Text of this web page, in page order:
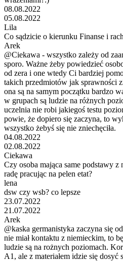
08.08.2022
05.08.2022
Lila
Co sądzicie o kierunku Finanse i
Arek
@Ciekawa - wszystko zależy od
sporo. Ważne żeby powiedzieć
od zera i one wtedy Ci bardziej
takich przedmiotów jak sprawności
ona są na samym początku bardzo
w grupach są ludzie na różnych
uczelnia nie robi jakiegoś testu
powie, że dopiero się zaczyna, to
wszystko żebyś się nie zniechęciła.
04.08.2022
02.08.2022
Ciekawa
Czy osoba mająca same podstawy
radę pracując na pelen etat?
lena
dsw czy wsb? co lepsze
23.07.2022
21.07.2022
Arek
@kaska germanistyka zaczyna się
nie miał kontaktu z niemieckim, to
ludzie są na rożnych poziomach.
A1, ale z materiałem idzie się